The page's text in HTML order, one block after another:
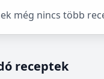
még nincs több
receptek